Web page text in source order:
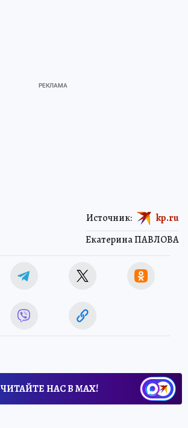
Екатерина ПАВЛОВА
Источник: kp.ru
ЧИТАЙТЕ НАС В МАХ!